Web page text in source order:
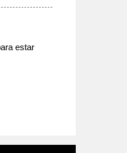
estar